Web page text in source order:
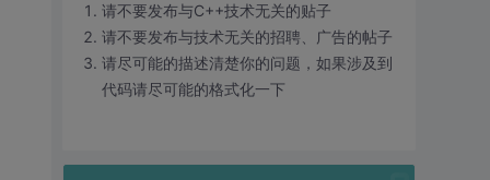
请不要发布与C++技术无关的贴子
请不要发布与技术无关的招聘、广告的帖子
请尽可能的描述清楚你的问题，如果涉及到
代码请尽可能的格式化一下